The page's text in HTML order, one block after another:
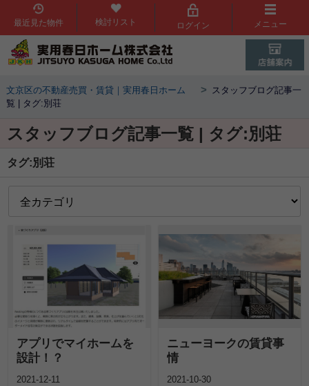
最近見た物件 検討リスト ログイン メニュー
文京区の不動産売買・賃貸｜実用春日ホーム >
スタッフブログ記事一
覧 | タグ:別荘
スタッフブログ記事一覧 | タグ:別荘
タグ:別荘
アプリでマイホームを
設計！？
2021-12-11
ニューヨークの賃貸事
情
2021-10-30